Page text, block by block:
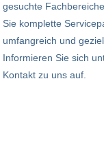
gesuchte
Sie komplette
umfangreich und
Informieren Sie sich
Kontakt zu uns auf.